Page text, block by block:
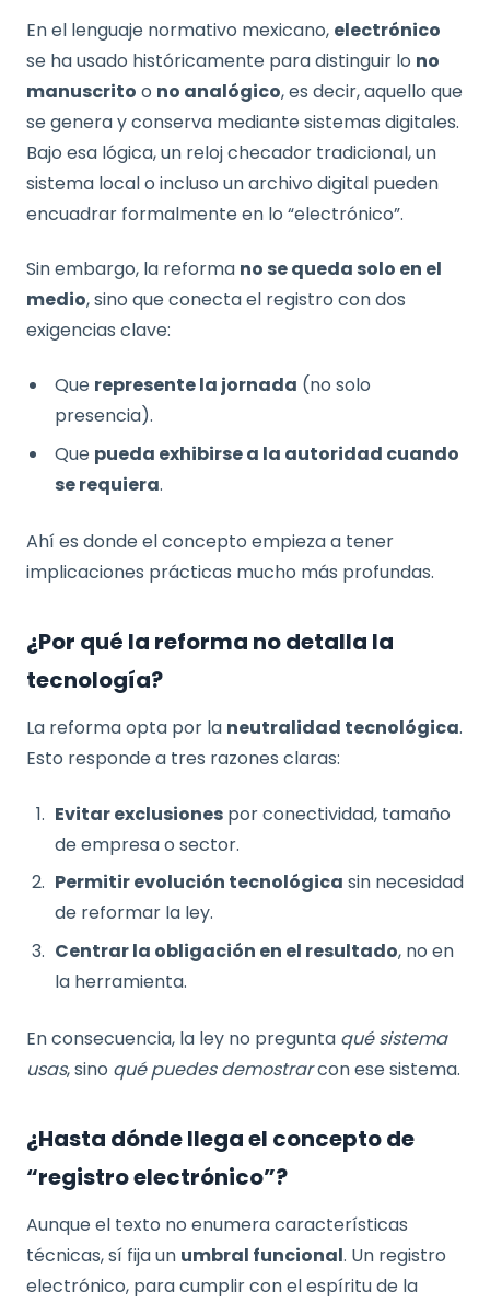
En el lenguaje normativo mexicano, electrónico
se ha usado históricamente para distinguir lo no
manuscrito o no analógico, es decir, aquello que
se genera y conserva mediante sistemas digitales.
Bajo esa lógica, un reloj checador tradicional, un
sistema local o incluso un archivo digital pueden
encuadrar formalmente en lo “electrónico”.
Sin embargo, la reforma no se queda solo en el
medio, sino que conecta el registro con dos
exigencias clave:
Que represente la jornada (no solo
presencia).
Que pueda exhibirse a la autoridad cuando
se requiera.
Ahí es donde el concepto empieza a tener
implicaciones prácticas mucho más profundas.
¿Por qué la reforma no detalla la
tecnología?
La reforma opta por la neutralidad tecnológica.
Esto responde a tres razones claras:
Evitar exclusionespor conectividad, tamaño
de empresa o sector.
Permitir evolución tecnológica sin necesidad
de reformar la ley.
Centrar la obligación en el resultado, no en
la herramienta.
En consecuencia, la ley no pregunta qué sistema
usas, sino qué puedes demostrarcon ese sistema.
¿Hasta dónde llega el concepto de
“registro electrónico”?
Aunque el texto no enumera características
técnicas, sí fija un umbral funcional. Un registro
electrónico, para cumplir con el espíritu de la